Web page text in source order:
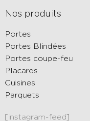
Nos produits
Portes
Portes Blindées
Portes coupe-feu
Placards
Cuisines
Parquets
[instagram-feed]